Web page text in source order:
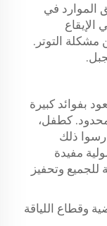
الموارد في
مشكلة التوتر.
بفوائد كبيرة
كطفل،
ذلك
مفيدة
وتحفيز
وقطاع اللياقة